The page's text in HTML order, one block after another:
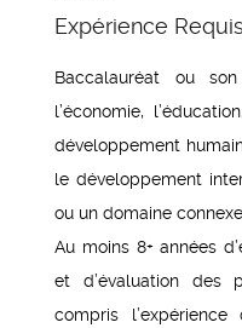
Expérience
Baccalauréat ou
l’économie,
développement
le développement
ou un domaine
Au moins 8+ années
et d’évaluation des
compris